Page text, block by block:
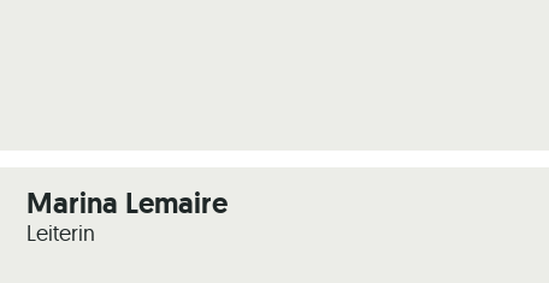
Marina Lemaire
Leiterin